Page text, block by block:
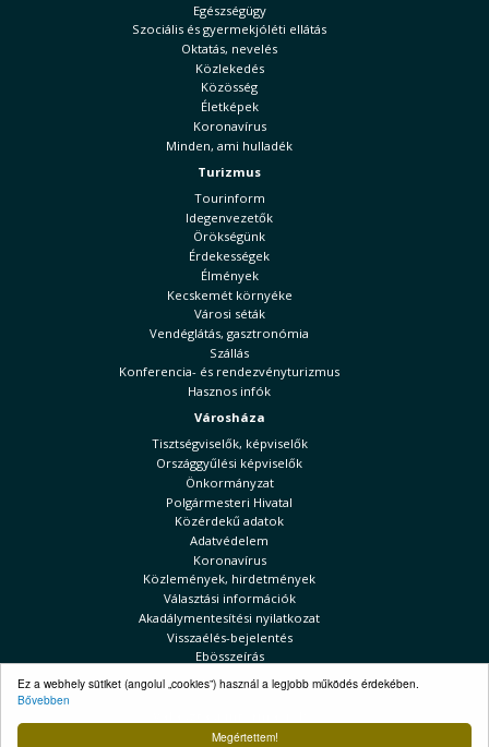
Megértettem!
Ez a webhely sütiket (angolul „cookies”) használ a legjobb működés érdekében.
Bővebben
Egészségügy
Szociális és gyermekjóléti ellátás
Oktatás, nevelés
Közlekedés
Közösség
Életképek
Koronavírus
Minden, ami hulladék
Turizmus
Tourinform
Idegenvezetők
Örökségünk
Érdekességek
Élmények
Kecskemét környéke
Városi séták
Vendéglátás, gasztronómia
Szállás
Konferencia- és rendezvényturizmus
Hasznos infók
Városháza
Tisztségviselők, képviselők
Országgyűlési képviselők
Önkormányzat
Polgármesteri Hivatal
Közérdekű adatok
Adatvédelem
Koronavírus
Közlemények, hirdetmények
Választási információk
Akadálymentesítési nyilatkozat
Visszaélés-bejelentés
Ebösszeírás
Kecskeméti Hírek